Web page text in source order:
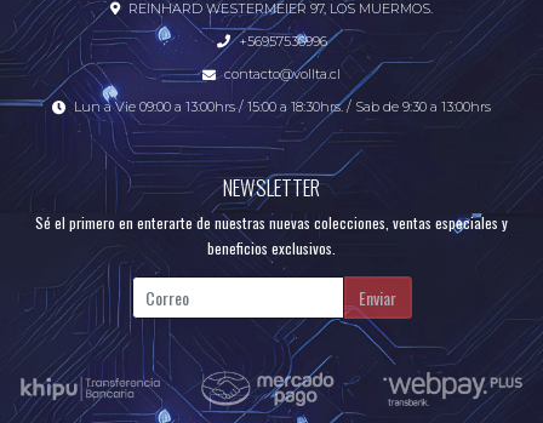
REINHARD WESTERMEIER 97, LOS MUERMOS.
+56957536996
contacto@vollta.cl
Lun a Vie 09:00 a 13:00hrs / 15:00 a 18:30hrs. / Sab de 9:30 a 13:00hrs
NEWSLETTER
Sé el primero en enterarte de nuestras nuevas colecciones, ventas especiales y
beneficios exclusivos.
Enviar